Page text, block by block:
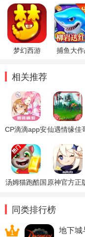
梦幻西游 捕鱼大
相关推荐
CP滴滴app安仙遇情缘佳
汤姆猫跑酷国 原神官方正
同类排行榜
1 地下城